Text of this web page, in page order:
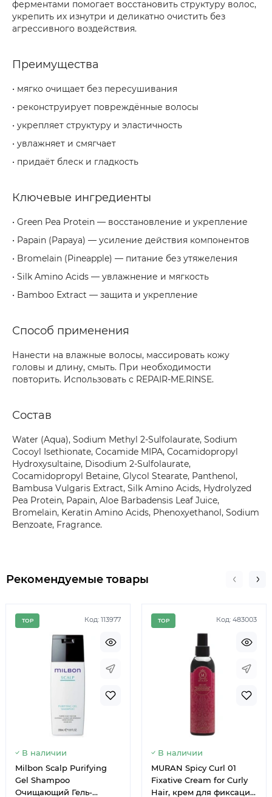
ферментами помогает восстановить структуру волос,
укрепить их изнутри и деликатно очистить без
агрессивного воздействия.
Преимущества
• мягко очищает без пересушивания
• реконструирует повреждённые волосы
• укрепляет структуру и эластичность
• увлажняет и смягчает
• придаёт блеск и гладкость
Ключевые ингредиенты
• Green Pea Protein — восстановление и укрепление
• Papain (Papaya) — усиление действия компонентов
• Bromelain (Pineapple) — питание без утяжеления
• Silk Amino Acids — увлажнение и мягкость
• Bamboo Extract — защита и укрепление
Способ применения
Нанести на влажные волосы, массировать кожу
головы и длину, смыть. При необходимости
повторить. Использовать с REPAIR-ME.RINSE.
Состав
Water (Aqua), Sodium Methyl 2-Sulfolaurate, Sodium
Cocoyl Isethionate, Cocamide MIPA, Cocamidopropyl
Hydroxysultaine, Disodium 2-Sulfolaurate,
Cocamidopropyl Betaine, Glycol Stearate, Panthenol,
Bambusa Vulgaris Extract, Silk Amino Acids, Hydrolyzed
Pea Protein, Papain, Aloe Barbadensis Leaf Juice,
Bromelain, Keratin Amino Acids, Phenoxyethanol, Sodium
Benzoate, Fragrance.
Рекомендуемые товары
Код: 113977
TOP
Немає в наявності
В наличии
Milbon Scalp Purifying
Gel Shampoo
Очищающий Гель-
Код: 483003
TOP
Немає
В наличии
MURAN Spicy Curl 01
Fixative Cream for Curly
Hair, крем для фиксации